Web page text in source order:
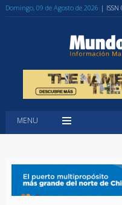
Domingo, 09 de Agosto de 2026 | ISSN
MENU